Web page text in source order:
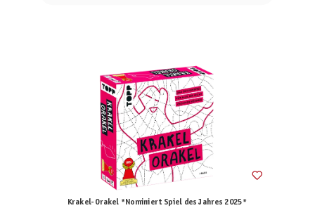
Krakel-Orakel *Nominiert Spiel des Jahres 2025*